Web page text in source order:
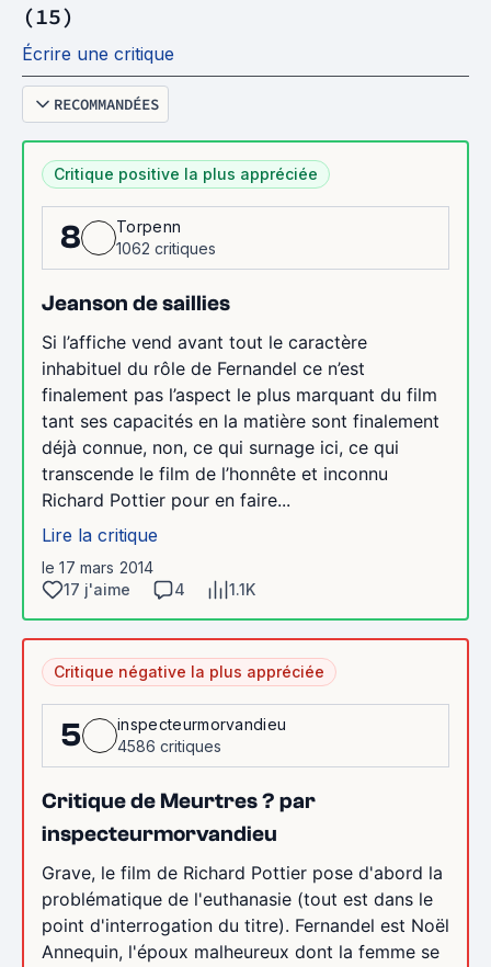
(15)
Écrire une critique
RECOMMANDÉES
Critique positive la plus appréciée
8
Torpenn
1062 critiques
Jeanson de saillies
Si l’affiche vend avant tout le caractère
inhabituel du rôle de Fernandel ce n’est
finalement pas l’aspect le plus marquant du film
tant ses capacités en la matière sont finalement
déjà connue, non, ce qui surnage ici, ce qui
transcende le film de l’honnête et inconnu
Richard Pottier pour en faire...
Lire la critique
le 17 mars 2014
17 j'aime
4 1.1K
Critique négative la plus appréciée
5
inspecteurmorvandieu
4586 critiques
Critique de Meurtres ? par
inspecteurmorvandieu
Grave, le film de Richard Pottier pose d'abord la
problématique de l'euthanasie (tout est dans le
point d'interrogation du titre). Fernandel est Noël
Annequin, l'époux malheureux dont la femme se